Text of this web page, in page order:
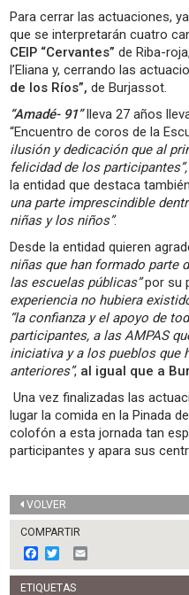
Para cerrar las actuaciones,
que se interpretarán cuatro
CEIP “Cervantes” de Riba-
l’Eliana y, cerrando las
de los Ríos”, de Burjassot.
“Amadé- 91”lleva 27 años
“Encuentro de coros de la
ilusión y dedicación que al
felicidad de los participantes”,
la entidad que destaca también
una parte imprescindible
niñas y los niños”.
Desde la entidad quieren
niñas que han formado parte
las escuelas públicas”por su
experiencia no hubiera
“la confianza y el apoyo de
participantes, a las AMPAS
iniciativa y a los pueblos que
anteriores”, al igual que a
Una vez finalizadas las
lugar la comida en la Pinada
colofón a esta jornada tan
participantes y apara sus
VOLVER
COMPARTIR
F
a
c
w
i
m
a
ETIQUETAS